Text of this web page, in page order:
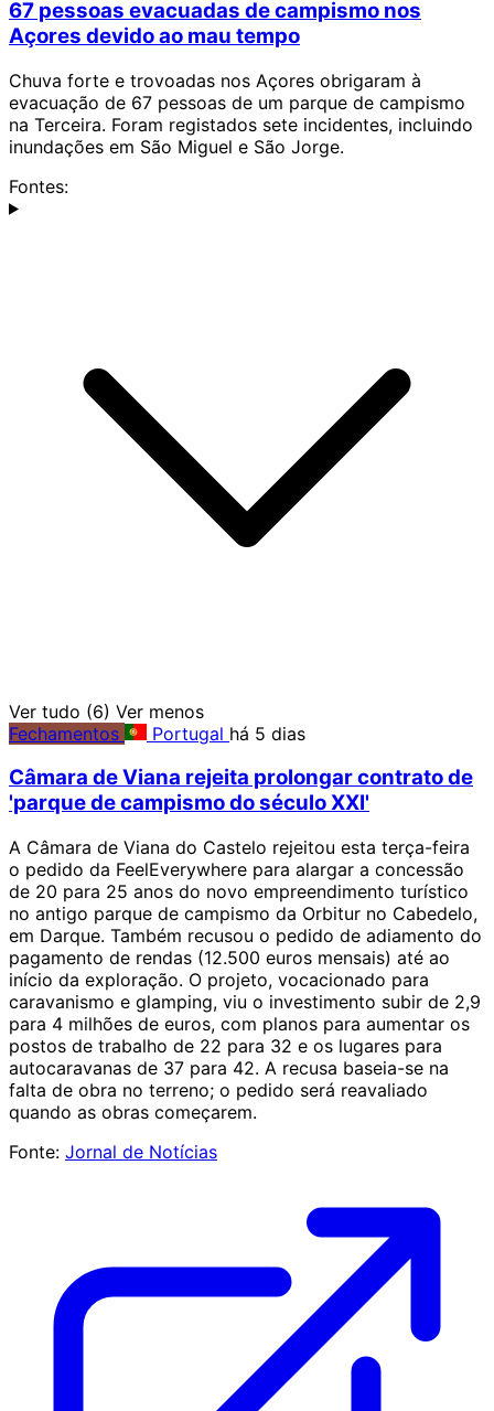
67 pessoas evacuadas de campismo nos
Açores devido ao mau tempo
Chuva forte e trovoadas nos Açores obrigaram à
evacuação de 67 pessoas de um parque de campismo
na Terceira. Foram registados sete incidentes, incluindo
inundações em São Miguel e São Jorge.
Fontes:
Ver tudo (6) Ver menos
Fechamentos
Portugal há 5 dias
Câmara de Viana rejeita prolongar contrato de
'parque de campismo do século XXI'
A Câmara de Viana do Castelo rejeitou esta terça-feira
o pedido da FeelEverywhere para alargar a concessão
de 20 para 25 anos do novo empreendimento turístico
no antigo parque de campismo da Orbitur no Cabedelo,
em Darque. Também recusou o pedido de adiamento do
pagamento de rendas (12.500 euros mensais) até ao
início da exploração. O projeto, vocacionado para
caravanismo e glamping, viu o investimento subir de 2,9
para 4 milhões de euros, com planos para aumentar os
postos de trabalho de 22 para 32 e os lugares para
autocaravanas de 37 para 42. A recusa baseia-se na
falta de obra no terreno; o pedido será reavaliado
quando as obras começarem.
Fonte: Jornal de Notícias